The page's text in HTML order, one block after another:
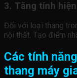
3. Tăng tính
Đối với loại thang
nội thất. Tạo điểm
Các tính
thang máy